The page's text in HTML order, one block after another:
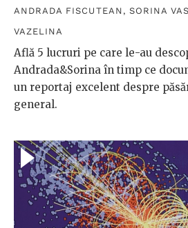
ANDRADA FISCUTEAN , SORINA
VAZELINA
Află 5 lucruri pe care le-au
Andrada&Sorina în timp ce
un reportaj excelent despre
general.